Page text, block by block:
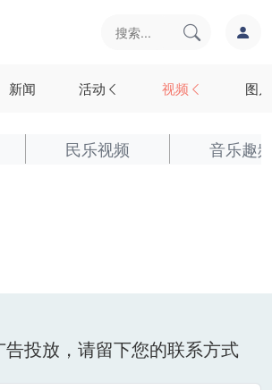
新闻 活动 视频 图片
民乐视频 音乐趣
投放，请留下您的联系方式